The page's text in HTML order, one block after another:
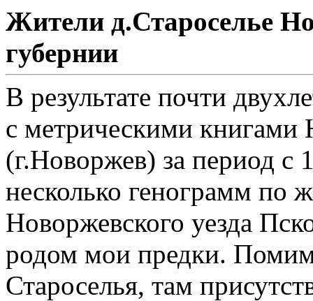
Жители д.Староселье
губернии
В результате почти
с метрическими книгами
(г.Новоржев) за период с
несколько генограмм по
Новоржевского уезда
родом мои предки.
Староселья, там